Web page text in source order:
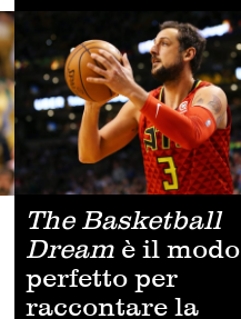
The Basketball
Dream è il modo
perfetto per
raccontare la